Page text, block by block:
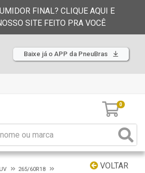
FINAL? CLIQUE AQUI E
SITE FEITO PRA VOCÊ
Baixe já o APP da PneuBras
0
VOLTAR
265/60R18